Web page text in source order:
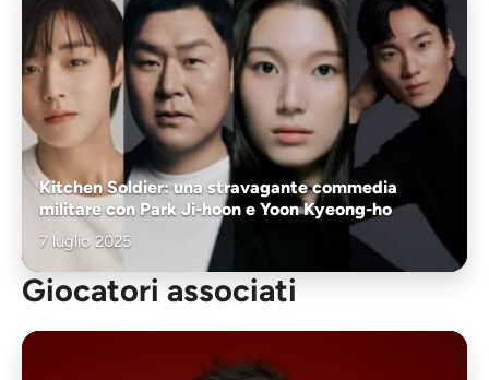
Kitchen Soldier: una stravagante commedia
militare con Park Ji-hoon e Yoon Kyeong-ho
7 luglio 2025
Giocatori associati